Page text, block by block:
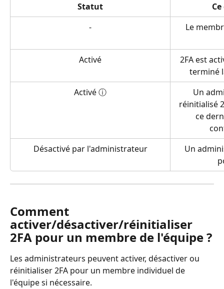
Statut
-
Le
Activé
2FA est
terminé
Activé ⓘ
Un
réinitialisé
ce
Désactivé par l'administrateur
Un
Comment
activer/désactiver/réinitialiser
2FA pour un membre de l'équipe ?
Les administrateurs peuvent activer, désactiver ou
réinitialiser 2FA pour un membre individuel de
l'équipe si nécessaire.